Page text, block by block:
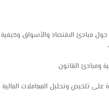
مبادئ الاقتصاد والأسواق
ومبادئ القانون
على تلخيص وتحليل المعاملات